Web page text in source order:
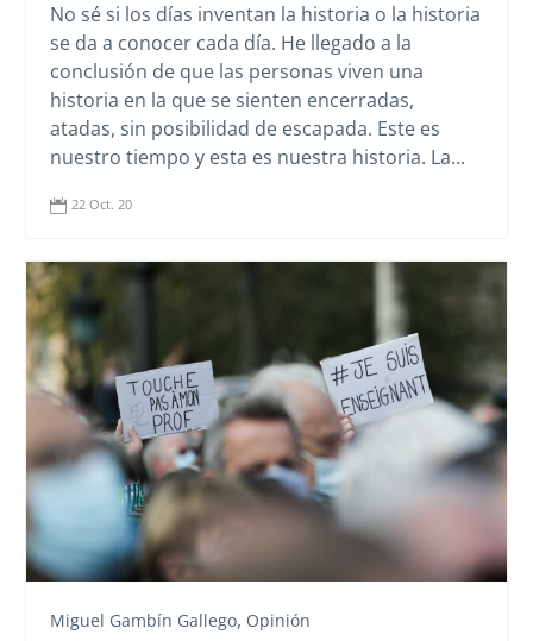
No sé si los días inventan la historia o la historia
se da a conocer cada día. He llegado a la
conclusión de que las personas viven una
historia en la que se sienten encerradas,
atadas, sin posibilidad de escapada. Este es
nuestro tiempo y esta es nuestra historia. La...
 22 Oct. 20
Miguel Gambín Gallego, Opinión